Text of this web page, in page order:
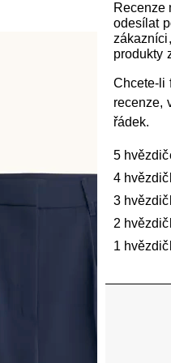
Recenze
odesílat
produkty
Chcete-li
recenze,
řádek.
5
4
3
2
1